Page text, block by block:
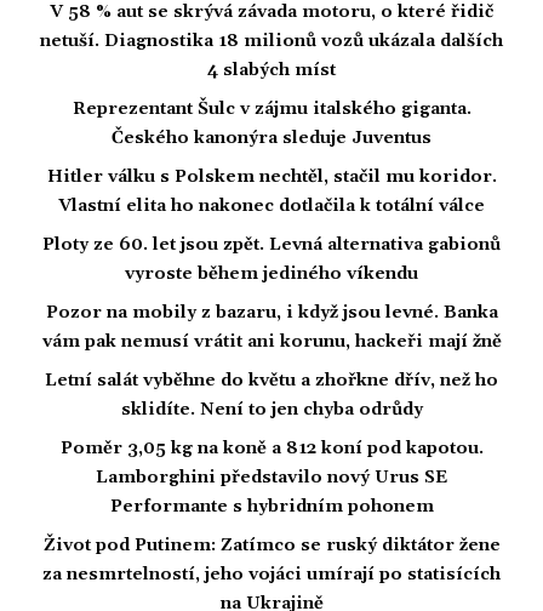
V 58 % aut se skrývá závada motoru, o které řidič
netuší. Diagnostika 18 milionů vozů ukázala dalších
4 slabých míst
Reprezentant Šulc v zájmu italského giganta.
Českého kanonýra sleduje Juventus
Hitler válku s Polskem nechtěl, stačil mu koridor.
Vlastní elita ho nakonec dotlačila k totální válce
Ploty ze 60. let jsou zpět. Levná alternativa gabionů
vyroste během jediného víkendu
Pozor na mobily z bazaru, i když jsou levné. Banka
vám pak nemusí vrátit ani korunu, hackeři mají žně
Letní salát vyběhne do květu a zhořkne dřív, než ho
sklidíte. Není to jen chyba odrůdy
Poměr 3,05 kg na koně a 812 koní pod kapotou.
Lamborghini představilo nový Urus SE
Performante s hybridním pohonem
Život pod Putinem: Zatímco se ruský diktátor žene
za nesmrtelností, jeho vojáci umírají po statisících
na Ukrajině